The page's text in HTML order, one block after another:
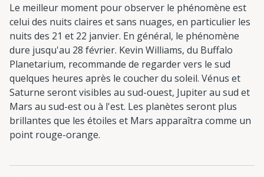
Le meilleur moment pour observer le phénomène est
celui des nuits claires et sans nuages, en particulier les
nuits des 21 et 22 janvier. En général, le phénomène
dure jusqu'au 28 février. Kevin Williams, du Buffalo
Planetarium, recommande de regarder vers le sud
quelques heures après le coucher du soleil. Vénus et
Saturne seront visibles au sud-ouest, Jupiter au sud et
Mars au sud-est ou à l'est. Les planètes seront plus
brillantes que les étoiles et Mars apparaîtra comme un
point rouge-orange.